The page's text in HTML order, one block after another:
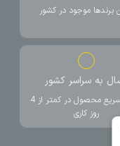
برندها موجود در کشور
به سراسر کشور
ارسال سریع محصول در کمتر از 4
روز کاری